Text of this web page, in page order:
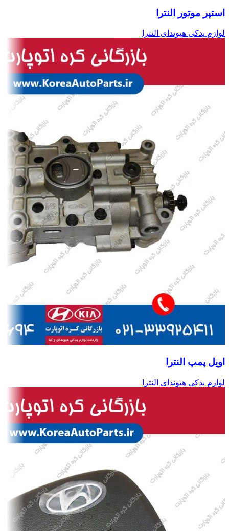
استپر موتور النترا
لوازم یدکی هیوندای النترا
اویل پمپ النترا
لوازم یدکی هیوندای النترا